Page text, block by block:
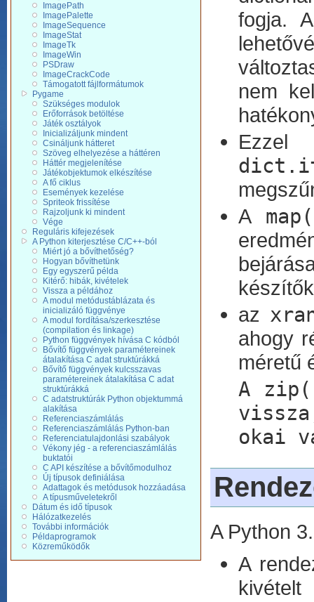
ImagePath
ImagePalette
ImageSequence
ImageStat
ImageTk
ImageWin
PSDraw
ImageCrackCode
Támogatott fájlformátumok
Pygame
Szükséges modulok
Erőforrások betöltése
Játék osztályok
Inicializáljunk mindent
Csináljunk hátteret
Szöveg elhelyezése a háttéren
Háttér megjelenítése
Játékobjektumok elkészítése
A fő ciklus
Események kezelése
Spriteok frissítése
Rajzoljunk ki mindent
Vége
Reguláris kifejezések
A Python kiterjesztése C/C++-ból
Miért jó a bővíthetőség?
Hogyan bővíthetünk
Egy egyszerű példa
Kitérő: hibák, kivételek
Vissza a példához
A modul metódustáblázata és
inicializáló függvénye
A modul fordítása/szerkesztése
(compilation és linkage)
Python függvények hívása C kódból
Bővítő függvények paramétereinek
átalakítása C adat struktúrákká
Bővítő függvények kulcsszavas
paramétereinek átalakítása C adat
struktúrákká
C adatstruktúrák Python objektummá
alakítása
Referenciaszámlálás
Referenciaszámlálás Python-ban
Referenciatulajdonlási szabályok
Vékony jég - a referenciaszámlálás
buktatói
C API készítése a bővítőmodulhoz
Új típusok definiálása
Adattagok és metódusok hozzáadása
A típusműveletekről
Dátum és idő típusok
Hálózatkezelés
További információk
Példaprogramok
Közreműködők
fogja.
nem
A
az
ahogy
méretű
A
okai
A Python
A